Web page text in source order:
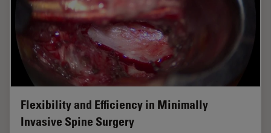
Flexibility and Efficiency in Minimally
Invasive Spine Surgery